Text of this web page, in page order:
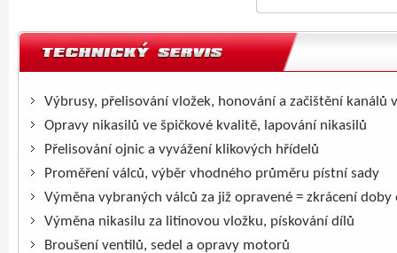
Výbrusy, přelisování vložek, honování a začištění kanálů
Opravy nikasilů ve špičkové kvalitě, lapování nikasilů
Přelisování ojnic a vyvážení klikových hřídelů
Proměření válců, výběr vhodného průměru pístní sady
Výměna vybraných válců za již opravené = zkrácení doby
Výměna nikasilu za litinovou vložku, pískování dílů
Broušení ventilů, sedel a opravy motorů